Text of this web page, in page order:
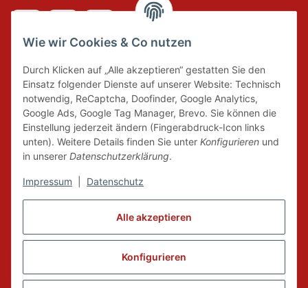
Alle akzeptieren
Konfigurieren
Wie wir Cookies & Co nutzen
Durch Klicken auf „Alle akzeptieren“ gestatten Sie den
Einsatz folgender Dienste auf unserer Website: Technisch
notwendig, ReCaptcha, Doofinder, Google Analytics,
Google Ads, Google Tag Manager, Brevo. Sie können die
Einstellung jederzeit ändern (Fingerabdruck-Icon links
unten). Weitere Details finden Sie unter Konfigurieren und
in unserer Datenschutzerklärung.
Impressum Datenschutz
Wir tragen Verantwortung und erfüllen unsere
Pflichten zur Systembeteiligung nach dem
Verpackungsgesetz.
FAIRCOMMERCE
Wir sind seit 04.12.2015 Mitglied der Initiative
Vertrag widerrufen
* Alle Preise inkl. gesetzlicher MwSt., zzgl.